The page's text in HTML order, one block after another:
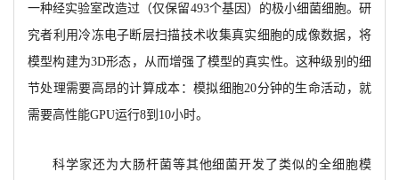
一种经实验室改造过（仅保留493个基因）的极小细菌细胞。研
究者利用冷冻电子断层扫描技术收集真实细胞的成像数据，将
模型构建为3D形态，从而增强了模型的真实性。这种级别的细
节处理需要高昂的计算成本：模拟细胞20分钟的生命活动，就
需要高性能GPU运行8到10小时。
科学家还为大肠杆菌等其他细菌开发了类似的全细胞模